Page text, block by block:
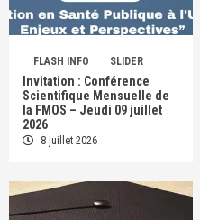
FLASH INFO SLIDER
Invitation : Conférence
Scientifique Mensuelle de
la FMOS – Jeudi 09 juillet
2026
8 juillet 2026